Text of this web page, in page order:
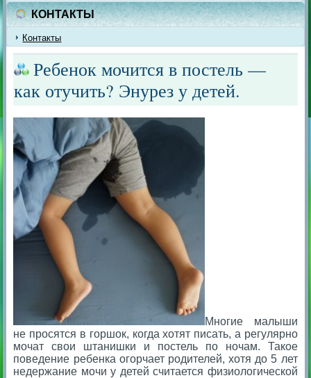
КОНТАКТЫ
Контакты
Ребенок мочится в постель —
как отучить? Энурез у детей.
Многие малыши
не просятся в горшок, когда хотят писать, а регулярно
мочат свои штанишки и постель по ночам. Такое
поведение ребенка огорчает родителей, хотя до 5 лет
недержание мочи у детей считается физиологической